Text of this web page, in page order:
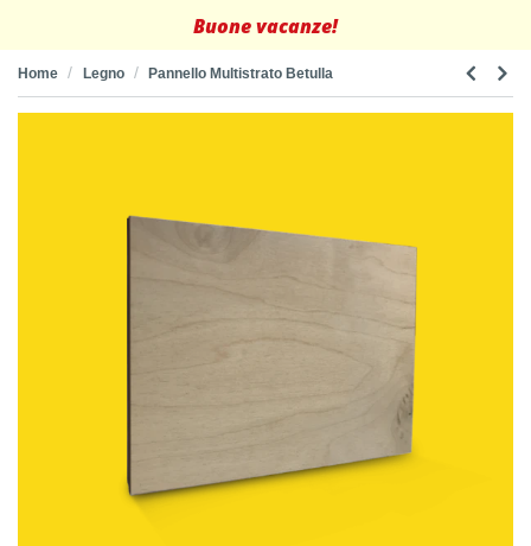
Buone vacanze!
Home Legno Pannello Multistrato Betulla